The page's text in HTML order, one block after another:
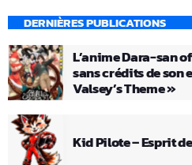
DERNIÈRES PUBLICATIONS
L’anime Dara-san
sans crédits de son
Valsey’s Theme »
Kid Pilote – Esprit